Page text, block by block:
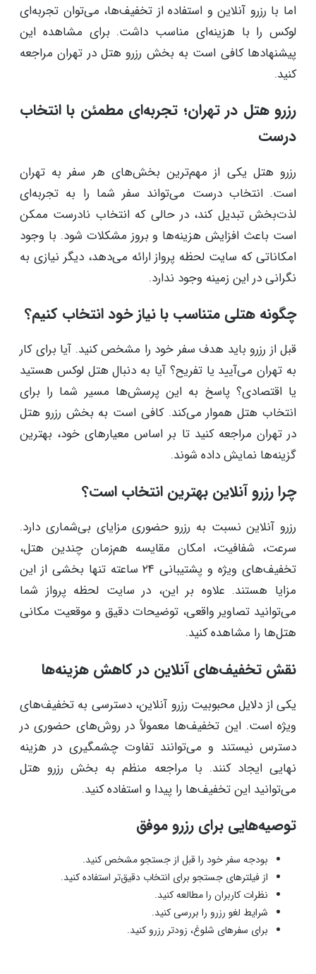
اما با رزرو آنلاین و استفاده از تخفیف‌ها، می‌توان تجربه‌ای
لوکس را با هزینه‌ای مناسب داشت. برای مشاهده این
پیشنهادها کافی است به بخش رزرو هتل در تهران مراجعه
کنید.
رزرو هتل در تهران؛ تجربه‌ای مطمئن با انتخاب
درست
رزرو هتل یکی از مهم‌ترین بخش‌های هر سفر به تهران
است. انتخاب درست می‌تواند سفر شما را به تجربه‌ای
لذت‌بخش تبدیل کند، در حالی که انتخاب نادرست ممکن
است باعث افزایش هزینه‌ها و بروز مشکلات شود. با وجود
امکاناتی که سایت لحظه پرواز ارائه می‌دهد، دیگر نیازی به
نگرانی در این زمینه وجود ندارد.
چگونه هتلی متناسب با نیاز خود انتخاب کنیم؟
قبل از رزرو باید هدف سفر خود را مشخص کنید. آیا برای کار
به تهران می‌آیید یا تفریح؟ آیا به دنبال هتل لوکس هستید
یا اقتصادی؟ پاسخ به این پرسش‌ها مسیر شما را برای
انتخاب هتل هموار می‌کند. کافی است به بخش رزرو هتل
در تهران مراجعه کنید تا بر اساس معیارهای خود، بهترین
گزینه‌ها نمایش داده شوند.
چرا رزرو آنلاین بهترین انتخاب است؟
رزرو آنلاین نسبت به رزرو حضوری مزایای بی‌شماری دارد.
سرعت، شفافیت، امکان مقایسه هم‌زمان چندین هتل،
تخفیف‌های ویژه و پشتیبانی ۲۴ ساعته تنها بخشی از این
مزایا هستند. علاوه بر این، در سایت لحظه پرواز شما
می‌توانید تصاویر واقعی، توضیحات دقیق و موقعیت مکانی
هتل‌ها را مشاهده کنید.
نقش تخفیف‌های آنلاین در کاهش هزینه‌ها
یکی از دلایل محبوبیت رزرو آنلاین، دسترسی به تخفیف‌های
ویژه است. این تخفیف‌ها معمولاً در روش‌های حضوری در
دسترس نیستند و می‌توانند تفاوت چشمگیری در هزینه
نهایی ایجاد کنند. با مراجعه منظم به بخش رزرو هتل
می‌توانید این تخفیف‌ها را پیدا و استفاده کنید.
توصیه‌هایی برای رزرو موفق
بودجه سفر خود را قبل از جستجو مشخص کنید.
از فیلترهای جستجو برای انتخاب دقیق‌تر استفاده کنید.
نظرات کاربران را مطالعه کنید.
شرایط لغو رزرو را بررسی کنید.
برای سفرهای شلوغ، زودتر رزرو کنید.